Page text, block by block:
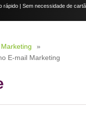
rápido | Sem necessidade de
»
E-mail Marketing